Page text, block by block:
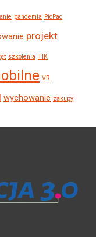
pandemia PicPac
projekt
szkolenia TIK
VR
wychowanie zakupy